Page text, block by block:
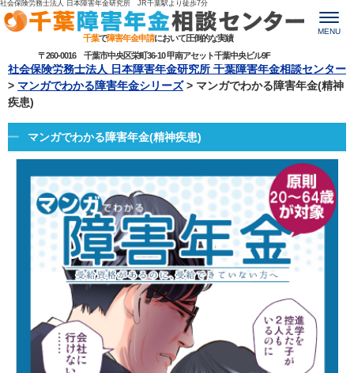
社会保険労務士法人 日本障害年金研究所 JR千葉駅より 徒歩7分
千葉で障害年金申請において圧倒的な実績
〒260-0016 千葉市中央区栄町36-10 甲南アセット千葉中央ビル9F
MENU
社会保険労務士法人 日本障害年金研究所 千葉障害年金相談センター
> マンガでわかる障害年金シリーズ> マンガでわかる障害年金(精神
疾患)
マンガでわかる障害年金(精神疾患)